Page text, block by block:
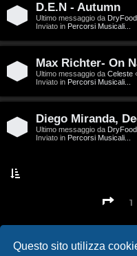
Questo sito utilizza
D.E.N - Autumn
Ultimo messaggio da DryFood
Inviato in Percorsi Musicali...
Max Richter- On
Ultimo messaggio da Celeste
Inviato in Percorsi Musicali...
Diego Miranda,
Ultimo messaggio da DryFood
Inviato in Percorsi Musicali...
1
S
t
o
r
e
:
G